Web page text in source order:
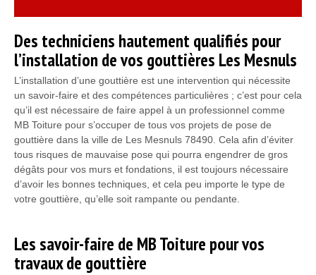
Des techniciens hautement qualifiés pour
l’installation de vos gouttières Les Mesnuls
L’installation d’une gouttière est une intervention qui nécessite
un savoir-faire et des compétences particulières ; c’est pour cela
qu’il est nécessaire de faire appel à un professionnel comme
MB Toiture pour s’occuper de tous vos projets de pose de
gouttière dans la ville de Les Mesnuls 78490. Cela afin d’éviter
tous risques de mauvaise pose qui pourra engendrer de gros
dégâts pour vos murs et fondations, il est toujours nécessaire
d’avoir les bonnes techniques, et cela peu importe le type de
votre gouttière, qu’elle soit rampante ou pendante.
Les savoir-faire de MB Toiture pour vos
travaux de gouttière